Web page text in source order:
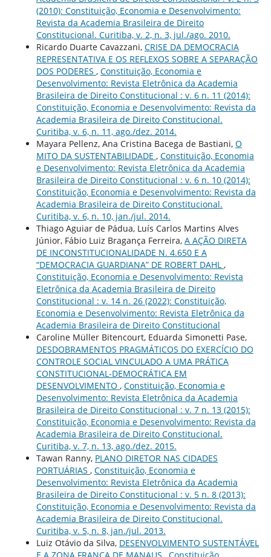
(2010): Constituição, Economia e Desenvolvimento:
Revista da Academia Brasileira de Direito
Constitucional. Curitiba, v. 2, n. 3, jul./ago. 2010.
Ricardo Duarte Cavazzani, CRISE DA DEMOCRACIA
REPRESENTATIVA E OS REFLEXOS SOBRE A SEPARAÇÃO
DOS PODERES , Constituição, Economia e
Desenvolvimento: Revista Eletrônica da Academia
Brasileira de Direito Constitucional : v. 6 n. 11 (2014):
Constituição, Economia e Desenvolvimento: Revista da
Academia Brasileira de Direito Constitucional.
Curitiba, v. 6, n. 11, ago./dez. 2014.
Mayara Pellenz, Ana Cristina Bacega de Bastiani, O
MITO DA SUSTENTABILIDADE , Constituição, Economia
e Desenvolvimento: Revista Eletrônica da Academia
Brasileira de Direito Constitucional : v. 6 n. 10 (2014):
Constituição, Economia e Desenvolvimento: Revista da
Academia Brasileira de Direito Constitucional.
Curitiba, v. 6, n. 10, jan./jul. 2014.
Thiago Aguiar de Pádua, Luís Carlos Martins Alves
Júnior, Fábio Luiz Bragança Ferreira, A AÇÃO DIRETA
DE INCONSTITUCIONALIDADE N. 4.650 E A
“DEMOCRACIA GUARDIANA” DE ROBERT DAHL ,
Constituição, Economia e Desenvolvimento: Revista
Eletrônica da Academia Brasileira de Direito
Constitucional : v. 14 n. 26 (2022): Constituição,
Economia e Desenvolvimento: Revista Eletrônica da
Academia Brasileira de Direito Constitucional
Caroline Müller Bitencourt, Eduarda Simonetti Pase,
DESDOBRAMENTOS PRAGMÁTICOS DO EXERCÍCIO DO
CONTROLE SOCIAL VINCULADO A UMA PRÁTICA
CONSTITUCIONAL-DEMOCRÁTICA EM
DESENVOLVIMENTO , Constituição, Economia e
Desenvolvimento: Revista Eletrônica da Academia
Brasileira de Direito Constitucional : v. 7 n. 13 (2015):
Constituição, Economia e Desenvolvimento: Revista da
Academia Brasileira de Direito Constitucional.
Curitiba, v. 7, n. 13, ago./dez. 2015.
Tawan Ranny, PLANO DIRETOR NAS CIDADES
PORTUÁRIAS , Constituição, Economia e
Desenvolvimento: Revista Eletrônica da Academia
Brasileira de Direito Constitucional : v. 5 n. 8 (2013):
Constituição, Economia e Desenvolvimento: Revista da
Academia Brasileira de Direito Constitucional.
Curitiba, v. 5, n. 8, jan./jul. 2013.
Luiz Otávio da Silva, DESENVOLVIMENTO SUSTENTÁVEL